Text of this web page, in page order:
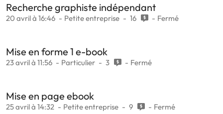
Recherche graphiste indépendant
20 avril à 16:46 Petite entreprise 16 Fermé
Mise en forme 1 e-book
23 avril à 11:56 Particulier 3 Fermé
Mise en page ebook
25 avril à 14:32 Petite entreprise 9 Fermé